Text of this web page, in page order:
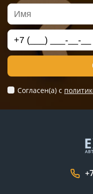
Согласен(а) c